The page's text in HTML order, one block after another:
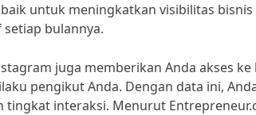
untuk meningkatkan visibilitas
bulannya.
juga memberikan Anda akses
pengikut Anda. Dengan data ini,
tingkat interaksi. Menurut